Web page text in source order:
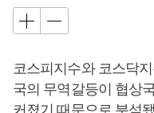
코스피지수와 코스닥
국의 무역갈등이 협상
커졌기 때문으로 분석